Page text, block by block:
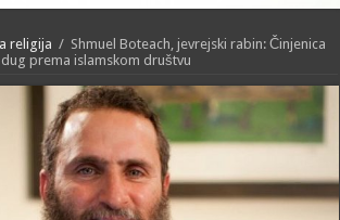
religija / Shmuel Boteach, jevrejski rabin: Činjenica
prema islamskom društvu